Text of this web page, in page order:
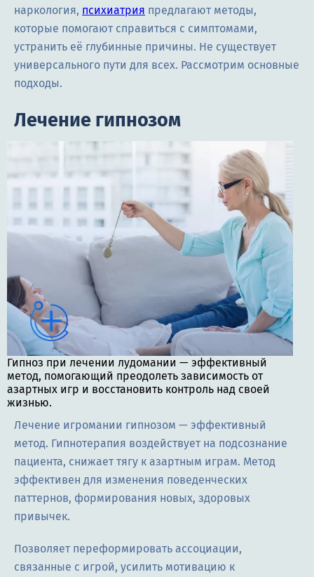
наркология, психиатрия предлагают методы,
которые помогают справиться с симптомами,
устранить её глубинные причины. Не существует
универсального пути для всех. Рассмотрим основные
подходы.
Лечение гипнозом
Гипноз при лечении лудомании — эффективный
метод, помогающий преодолеть зависимость от
азартных игр и восстановить контроль над своей
жизнью.
Лечение игромании гипнозом — эффективный
метод. Гипнотерапия воздействует на подсознание
пациента, снижает тягу к азартным играм. Метод
эффективен для изменения поведенческих
паттернов, формирования новых, здоровых
привычек.
Позволяет переформировать ассоциации,
связанные с игрой, усилить мотивацию к